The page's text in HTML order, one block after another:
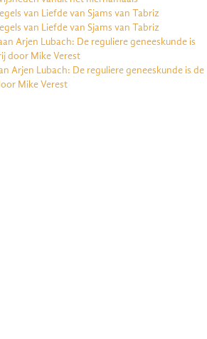
van Liefde van Sjams van Tabriz
van Liefde van Sjams van Tabriz
Arjen Lubach: De reguliere geneeskunde is
door Mike Verest
Arjen Lubach: De reguliere geneeskunde is de
Mike Verest